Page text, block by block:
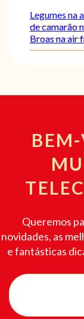
Legumes na
de camarão
Broas na air
Queremos
novidades, as
e fantásticas